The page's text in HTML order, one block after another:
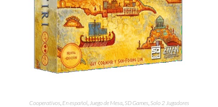
Cooperativos En español, Juego de Mesa SD Games Solo 2 Jugadores